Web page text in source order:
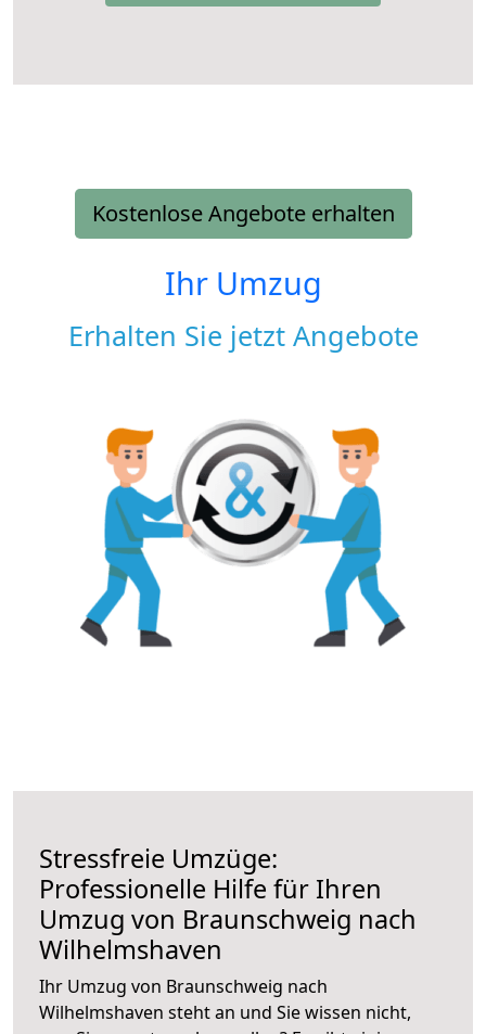
Kostenlose Angebote erhalten
Ihr Umzug
Erhalten Sie jetzt Angebote
Stressfreie Umzüge:
Professionelle Hilfe für Ihren
Umzug von Braunschweig nach
Wilhelmshaven
Ihr Umzug von Braunschweig nach
Wilhelmshaven steht an und Sie wissen nicht,